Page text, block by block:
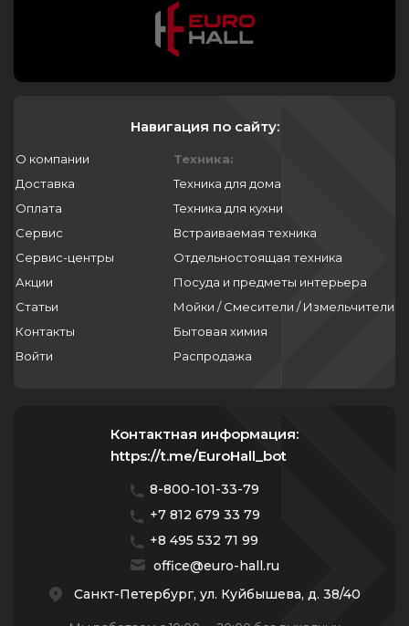
Навигация по сайту:
О компании
Доставка
Оплата
Сервис
Сервис-центры
Акции
Статьи
Контакты
Войти
Техника:
Техника для дома
Техника для кухни
Встраиваемая техника
Отдельностоящая техника
Посуда и предметы интерьера
Мойки / Смесители / Измельчители
Бытовая химия
Распродажа
Контактная информация:
https://t.me/EuroHall_bot
8-800-101-33-79
+7 812 679 33 79
+8 495 532 71 99
office@euro-hall.ru
Санкт-Петербург, ул. Куйбышева, д. 38/40